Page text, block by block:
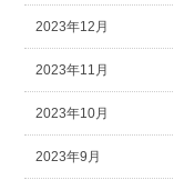
2023年12月
2023年11月
2023年10月
2023年9月